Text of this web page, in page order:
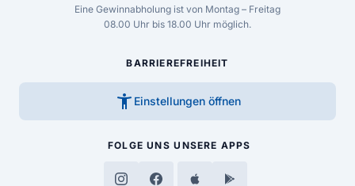
Eine Gewinnabholung ist von Montag – Freitag
08.00 Uhr bis 18.00 Uhr möglich.
BARRIEREFREIHEIT
accessibility_new Einstellungen öffnen
FOLGE UNS UNSERE APPS